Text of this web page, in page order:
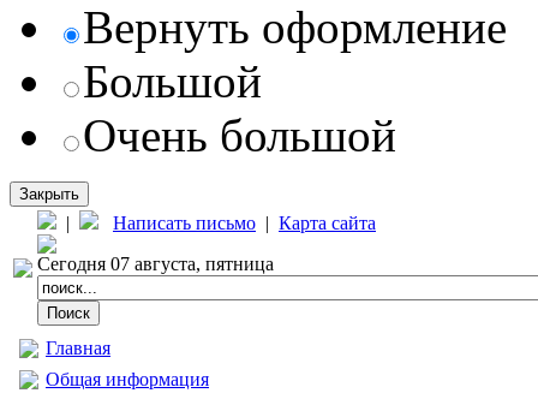
Вернуть оформление
Большой
Очень большой
Закрыть
| Написать письмо | Карта сайта
Сегодня 07 августа, пятница
Главная
Общая информация